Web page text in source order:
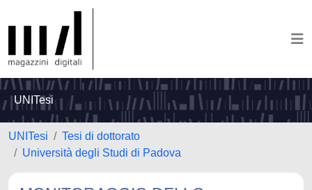
UNITesi
UNITesi
Tesi di dottorato
Università degli Studi di Padova